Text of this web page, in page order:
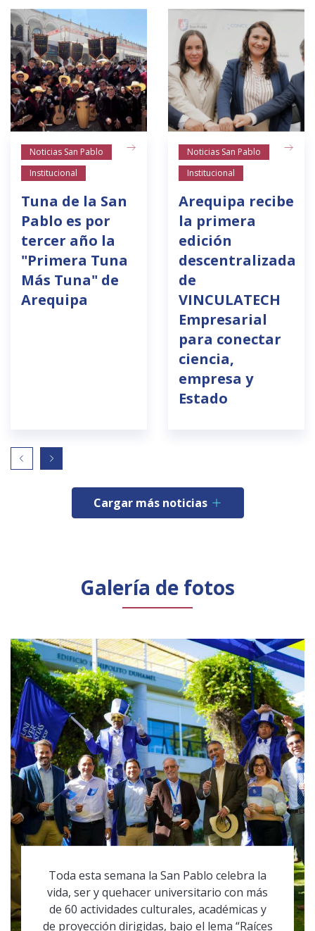
Noticias San Pablo
Institucional
Tuna de la San
Pablo es por
tercer año la
"Primera Tuna
Más Tuna" de
Arequipa
Noticias San Pablo
Institucional
Arequipa recibe
la primera
edición
descentralizada
de
VINCULATECH
Empresarial
para conectar
ciencia,
empresa y
Estado
Cargar más noticias
Galería de fotos
Toda esta semana la San Pablo celebra la
vida, ser y quehacer universitario con más
de 60 actividades culturales, académicas y
de proyección dirigidas, bajo el lema “Raíces